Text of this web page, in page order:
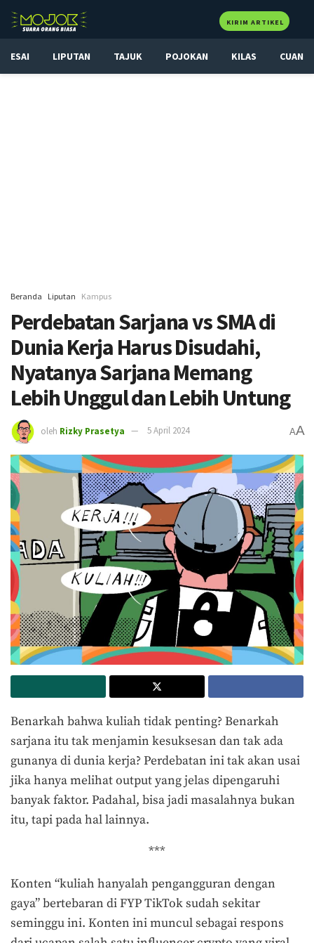
KIRIM ARTIKEL
ESAI LIPUTAN TAJUK POJOKAN KILAS CUAN
Beranda Liputan Kampus
Perdebatan Sarjana vs SMA di
Dunia Kerja Harus Disudahi,
Nyatanya Sarjana Memang
Lebih Unggul dan Lebih Untung
oleh Rizky Prasetya 5 April 2024 AA
Benarkah bahwa kuliah tidak penting? Benarkah
sarjana itu tak menjamin kesuksesan dan tak ada
gunanya di dunia kerja? Perdebatan ini tak akan usai
jika hanya melihat output yang jelas dipengaruhi
banyak faktor. Padahal, bisa jadi masalahnya bukan
itu, tapi pada hal lainnya.
***
Konten “kuliah hanyalah pengangguran dengan
gaya” bertebaran di FYP TikTok sudah sekitar
seminggu ini. Konten ini muncul sebagai respons